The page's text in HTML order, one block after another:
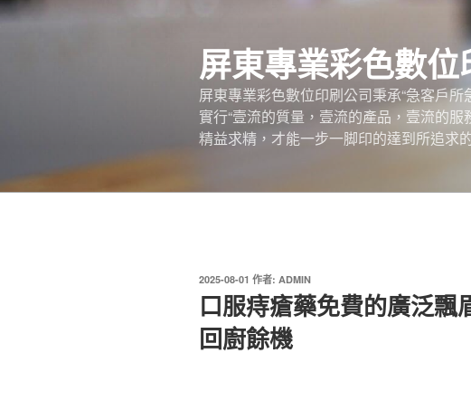
跳
屏東專業彩色數
屏東專業彩色數位印刷公司秉承“急客戶
實行“壹流的質量，壹流的產品，壹流的
精益求精，才能一步一脚印的達到所追求
發
佈
2025-08-01 作者: ADMIN
口服痔瘡藥免費的廣泛飄
回廚餘機